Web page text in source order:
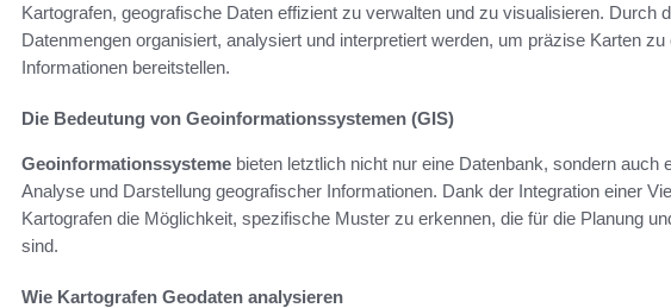
Kartografen, geografische Daten effizient zu verwalten und zu visualisieren. Durch
Datenmengen organisiert, analysiert und interpretiert werden, um präzise Karten zu
Informationen bereitstellen.
Die Bedeutung von Geoinformationssystemen (GIS)
Geoinformationssysteme bieten letztlich nicht nur eine Datenbank, sondern auch
Analyse und Darstellung geografischer Informationen. Dank der Integration einer
Kartografen die Möglichkeit, spezifische Muster zu erkennen, die für die Planung
sind.
Wie Kartografen Geodaten analysieren